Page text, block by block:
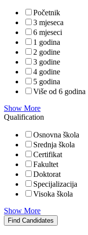
Početnik
3 mjeseca
6 mjeseci
1 godina
2 godine
3 godine
4 godine
5 godina
Više od 6 godina
Show More
Qualification
Osnovna škola
Srednja škola
Certifikat
Fakultet
Doktorat
Specijalizacija
Visoka škola
Show More
Find Candidates